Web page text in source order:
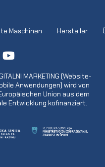
Maschinen Hersteller
MARKETING (Website-
Anwendungen) wird von
Union aus dem
Entwicklung kofinanziert.